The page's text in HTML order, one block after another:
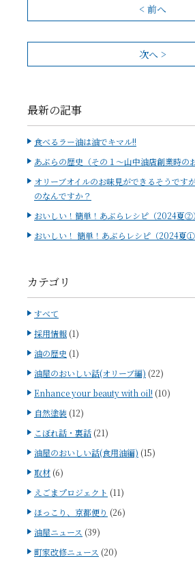
< 前へ
次へ >
最新の記事
食べるラー油は油でキマル!!
あぶらの歴史（その１～山中油店創業時の
オリーブオイルのお味見ができるそうです
のなんですか？
おいしい！簡単！あぶらレシピ（2024夏②）
おいしい！ 簡単！あぶらレシピ（2024夏①
カテゴリ
すべて
採用情報 (1)
油の歴史 (1)
油屋のおいしい話(オリーブ編) (22)
Enhance your beauty with oil! (10)
自然塗装 (12)
こぼれ話・裏話 (21)
油屋のおいしい話(食用油編) (15)
取材 (6)
えごまプロジェクト (11)
ほっこり、京都便り (26)
油屋ニュース (39)
町家改修ニュース (20)